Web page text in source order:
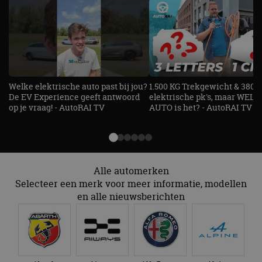
Welke elektrische auto past bij jou?
De EV Experience geeft antwoord
op je vraag! - AutoRAI TV
1.500 KG Trekgewicht & 380
elektrische pk's, maar
AUTO is het? - AutoRAI TV
Alle automerken
Selecteer een merk voor meer informatie, modellen
en alle nieuwsberichten
adres van
te
essentieel
veiligheid
website
het
bezoekers.
CookieScriptConsent
CookieScript
autorai.nl
4 weken 2
dagen
Deze
gebruikt
te werken.
Vervaldatum
Naam
Aanbieder
Domein